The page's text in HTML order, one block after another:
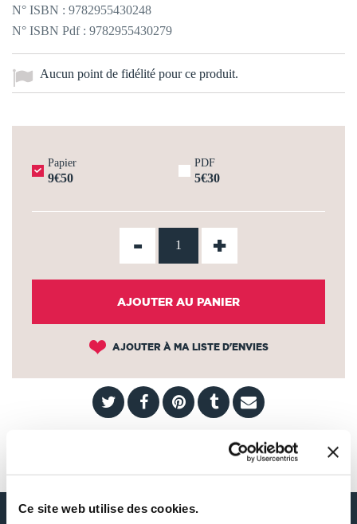
Ce site web utilise des cookies.
N° ISBN : 9782955430248
N° ISBN Pdf : 9782955430279
Aucun point de fidélité pour ce produit.
Papier
9€50
PDF
5€30
- +
AJOUTER AU PANIER
AJOUTER À MA LISTE D'ENVIES
AUTOUR DE MARIE KLÉBER